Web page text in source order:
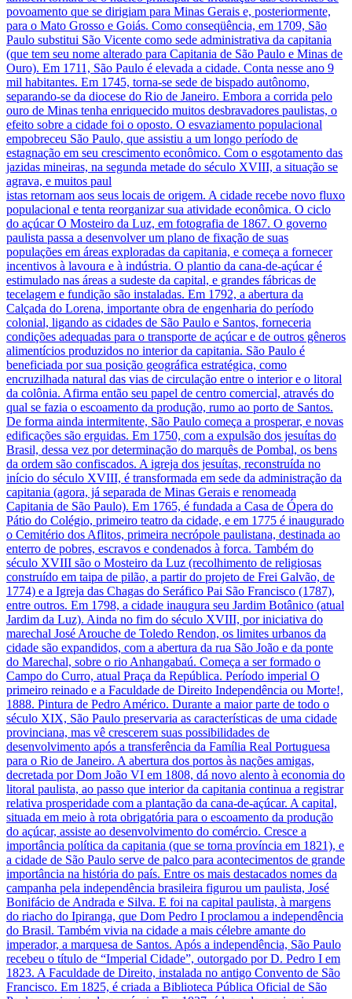
povoamento que se dirigiam para Minas Gerais e, posteriormente,
para o Mato Grosso e Goiás. Como conseqüência, em 1709, São
Paulo substitui São Vicente como sede administrativa da capitania
(que tem seu nome alterado para Capitania de São Paulo e Minas de
Ouro). Em 1711, São Paulo é elevada a cidade. Conta nesse ano 9
mil habitantes. Em 1745, torna-se sede de bispado autônomo,
separando-se da diocese do Rio de Janeiro. Embora a corrida pelo
ouro de Minas tenha enriquecido muitos desbravadores paulistas, o
efeito sobre a cidade foi o oposto. O esvaziamento populacional
empobreceu São Paulo, que assistiu a um longo período de
estagnação em seu crescimento econômico. Com o esgotamento das
jazidas mineiras, na segunda metade do século XVIII, a situação se
agrava, e muitos paul
istas retornam aos seus locais de origem. A cidade recebe novo fluxo
populacional e tenta reorganizar sua atividade econômica. O ciclo
do açúcar O Mosteiro da Luz, em fotografia de 1867. O governo
paulista passa a desenvolver um plano de fixação de suas
populações em áreas exploradas da capitania, e começa a fornecer
incentivos à lavoura e à indústria. O plantio da cana-de-açúcar é
estimulado nas áreas a sudeste da capital, e grandes fábricas de
tecelagem e fundição são instaladas. Em 1792, a abertura da
Calçada do Lorena, importante obra de engenharia do período
colonial, ligando as cidades de São Paulo e Santos, forneceria
condições adequadas para o transporte de açúcar e de outros gêneros
alimentícios produzidos no interior da capitania. São Paulo é
beneficiada por sua posição geográfica estratégica, como
encruzilhada natural das vias de circulação entre o interior e o litoral
da colônia. Afirma então seu papel de centro comercial, através do
qual se fazia o escoamento da produção, rumo ao porto de Santos.
De forma ainda intermitente, São Paulo começa a prosperar, e novas
edificações são erguidas. Em 1750, com a expulsão dos jesuítas do
Brasil, dessa vez por determinação do marquês de Pombal, os bens
da ordem são confiscados. A igreja dos jesuítas, reconstruída no
início do século XVIII, é transformada em sede da administração da
capitania (agora, já separada de Minas Gerais e renomeada
Capitania de São Paulo). Em 1765, é fundada a Casa de Ópera do
Pátio do Colégio, primeiro teatro da cidade, e em 1775 é inaugurado
o Cemitério dos Aflitos, primeira necrópole paulistana, destinada ao
enterro de pobres, escravos e condenados à forca. Também do
século XVIII são o Mosteiro da Luz (recolhimento de religiosas
construído em taipa de pilão, a partir do projeto de Frei Galvão, de
1774) e a Igreja das Chagas do Seráfico Pai São Francisco (1787),
entre outros. Em 1798, a cidade inaugura seu Jardim Botânico (atual
Jardim da Luz). Ainda no fim do século XVIII, por iniciativa do
marechal José Arouche de Toledo Rendon, os limites urbanos da
cidade são expandidos, com a abertura da rua São João e da ponte
do Marechal, sobre o rio Anhangabaú. Começa a ser formado o
Campo do Curro, atual Praça da República. Período imperial O
primeiro reinado e a Faculdade de Direito Independência ou Morte!,
1888. Pintura de Pedro Américo. Durante a maior parte de todo o
século XIX, São Paulo preservaria as características de uma cidade
provinciana, mas vê crescerem suas possibilidades de
desenvolvimento após a transferência da Família Real Portuguesa
para o Rio de Janeiro. A abertura dos portos às nações amigas,
decretada por Dom João VI em 1808, dá novo alento à economia do
litoral paulista, ao passo que interior da capitania continua a registrar
relativa prosperidade com a plantação da cana-de-açúcar. A capital,
situada em meio à rota obrigatória para o escoamento da produção
do açúcar, assiste ao desenvolvimento do comércio. Cresce a
importância política da capitania (que se torna província em 1821), e
a cidade de São Paulo serve de palco para acontecimentos de grande
importância na história do país. Entre os mais destacados nomes da
campanha pela independência brasileira figurou um paulista, José
Bonifácio de Andrada e Silva. E foi na capital paulista, à margens
do riacho do Ipiranga, que Dom Pedro I proclamou a independência
do Brasil. Também vivia na cidade a mais célebre amante do
imperador, a marquesa de Santos. Após a independência, São Paulo
recebeu o título de “Imperial Cidade”, outorgado por D. Pedro I em
1823. A Faculdade de Direito, instalada no antigo Convento de São
Francisco. Em 1825, é criada a Biblioteca Pública Oficial de São